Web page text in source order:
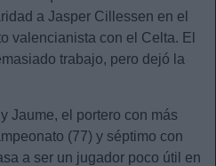
a Jasper Cillessen en el
valencianista con el Celta. El
trabajo, pero dejó la
Jaume, el portero con más
(77) y séptimo con
a ser un jugador poco útil en